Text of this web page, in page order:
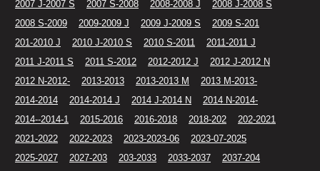
2007 J-2007 S
2007 S-2008 2008-2008 J
2008 J-2008 S
2008 S-2009
2009-2009 J 2009 J-2009 S
2009 S-201
201-2010 J
2010 J-2010 S 2010 S-2011
2011-2011 J
2011 J-2011 S
2011 S-2012 2012-2012 J
2012 J-2012 N
2012 N-2012-
2013-2013 2013-2013 M
2013 M-2013-
2014-2014
2014-2014 J 2014 J-2014 N
2014 N-2014-
2014--2014-1
2015-2016 2016-2018 2018-202
202-2021
2021-2022
2022-2023 2023-2023-06
2023-07-2025
2025-2027
2027-203 203-2033 2033-2037
2037-204